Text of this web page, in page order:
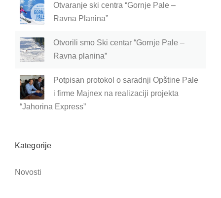
Otvaranje ski centra “Gornje Pale –
Ravna Planina”
Otvorili smo Ski centar “Gornje Pale –
Ravna planina”
Potpisan protokol o saradnji Opštine Pale
i firme Majnex na realizaciji projekta
“Jahorina Express”
Kategorije
Novosti